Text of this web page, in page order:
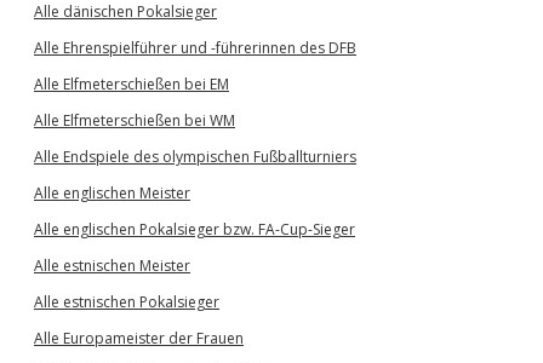
Alle dänischen Pokalsieger
Alle Ehrenspielführer und -führerinnen des DFB
Alle Elfmeterschießen bei EM
Alle Elfmeterschießen bei WM
Alle Endspiele des olympischen Fußballturniers
Alle englischen Meister
Alle englischen Pokalsieger bzw. FA-Cup-Sieger
Alle estnischen Meister
Alle estnischen Pokalsieger
Alle Europameister der Frauen